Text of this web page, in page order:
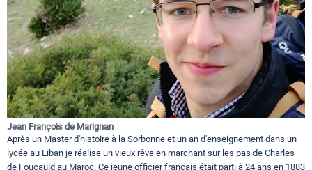
Jean François de Marignan
Après un Master d'histoire à la Sorbonne et un an d'enseignement dans un
lycée au Liban je réalise un vieux rêve en marchant sur les pas de Charles
de Foucauld au Maroc. Ce jeune officier français était parti à 24 ans en 1883